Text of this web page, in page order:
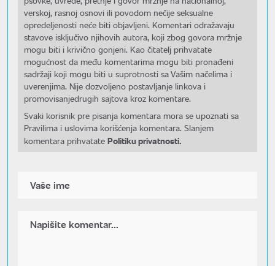
verskoj, rasnoj osnovi ili povodom nečije seksualne
opredeljenosti neće biti objavljeni. Komentari odražavaju
stavove isključivo njihovih autora, koji zbog govora mržnje
mogu biti i krivično gonjeni. Kao čitatelj prihvatate
mogućnost da među komentarima mogu biti pronađeni
sadržaji koji mogu biti u suprotnosti sa Vašim načelima i
uverenjima. Nije dozvoljeno postavljanje linkova i
promovisanjedrugih sajtova kroz komentare.
Svaki korisnik pre pisanja komentara mora se upoznati sa
Pravilima i uslovima korišćenja komentara. Slanjem
komentara prihvatate Politiku privatnosti.